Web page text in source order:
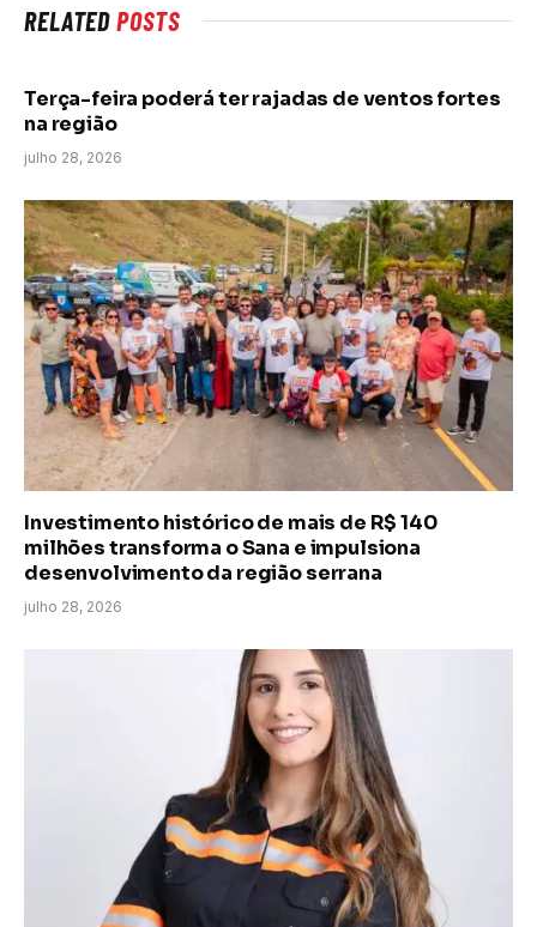
RELATEDPOSTS
Terça-feira poderá ter rajadas de ventos fortes
na região
julho 28, 2026
Investimento histórico de mais de R$ 140
milhões transforma o Sana e impulsiona
desenvolvimento da região serrana
julho 28, 2026